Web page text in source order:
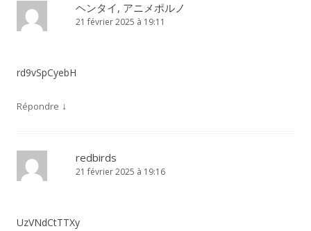
ヘンタイ, アニメポルノ
21 février 2025 à 19:11
rd9vSpCyebH
Répondre ↓
redbirds
21 février 2025 à 19:16
UzVNdCtTTXy